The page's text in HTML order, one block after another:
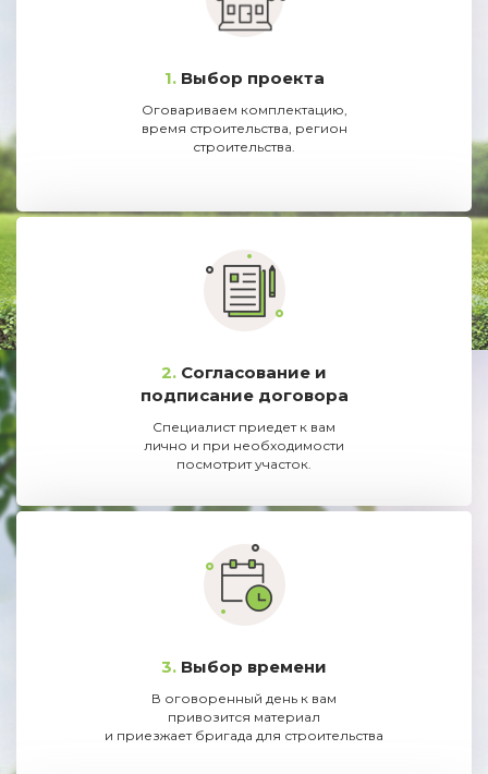
1. Выбор проекта
Оговариваем комплектацию,
время строительства, регион
строительства.
2. Согласование и
подписание договора
Специалист приедет к вам
лично и при необходимости
посмотрит участок.
3. Выбор времени
В оговоренный день к вам
привозится материал
и приезжает бригада для строительства